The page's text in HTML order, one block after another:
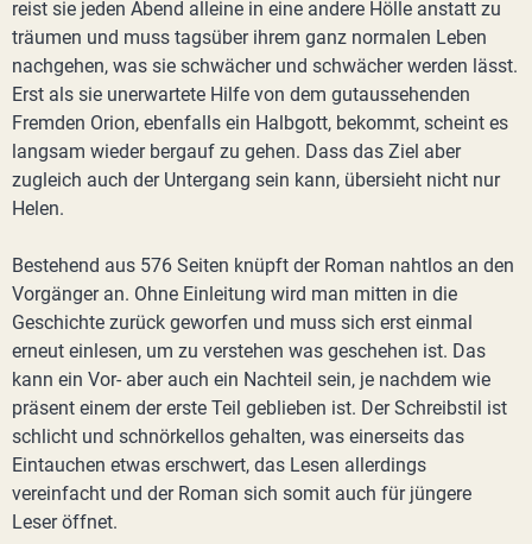
reist sie jeden Abend alleine in eine andere Hölle anstatt zu
träumen und muss tagsüber ihrem ganz normalen Leben
nachgehen, was sie schwächer und schwächer werden lässt.
Erst als sie unerwartete Hilfe von dem gutaussehenden
Fremden Orion, ebenfalls ein Halbgott, bekommt, scheint es
langsam wieder bergauf zu gehen. Dass das Ziel aber
zugleich auch der Untergang sein kann, übersieht nicht nur
Helen.
Bestehend aus 576 Seiten knüpft der Roman nahtlos an den
Vorgänger an. Ohne Einleitung wird man mitten in die
Geschichte zurück geworfen und muss sich erst einmal
erneut einlesen, um zu verstehen was geschehen ist. Das
kann ein Vor- aber auch ein Nachteil sein, je nachdem wie
präsent einem der erste Teil geblieben ist. Der Schreibstil ist
schlicht und schnörkellos gehalten, was einerseits das
Eintauchen etwas erschwert, das Lesen allerdings
vereinfacht und der Roman sich somit auch für jüngere
Leser öffnet.